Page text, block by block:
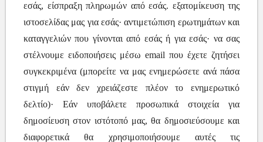
εσάς, είσπραξη πληρωμών από εσάς. εξατομίκευση της
ιστοσελίδας μας για εσάς· αντιμετώπιση ερωτημάτων και
καταγγελιών που γίνονται από εσάς ή για εσάς· να σας
στέλνουμε ειδοποιήσεις μέσω email που έχετε ζητήσει
συγκεκριμένα (μπορείτε να μας ενημερώσετε ανά πάσα
στιγμή εάν δεν χρειάζεστε πλέον το ενημερωτικό
δελτίο)· Εάν υποβάλετε προσωπικά στοιχεία για
δημοσίευση στον ιστότοπό μας, θα δημοσιεύσουμε και
διαφορετικά θα χρησιμοποιήσουμε αυτές τις